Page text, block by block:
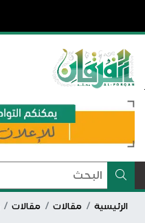
الرئيسية مقالات مقالات